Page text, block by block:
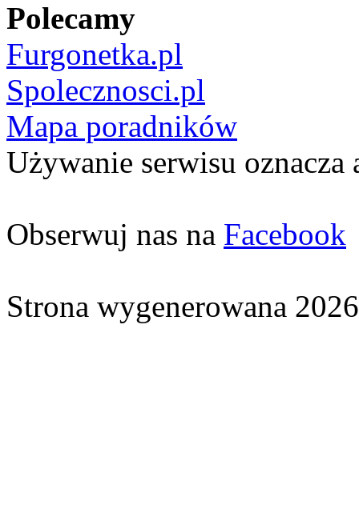
Polecamy
Furgonetka.pl
Spolecznosci.pl
Mapa poradników
Używanie serwisu oznacza
Obserwuj nas na Facebook
Strona wygenerowana